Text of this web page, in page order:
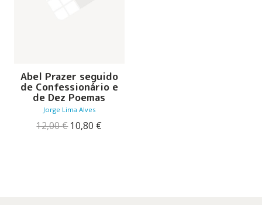
Abel Prazer seguido
de Confessionário e
de Dez Poemas
Jorge Lima Alves
12,00€ O
10,80 €